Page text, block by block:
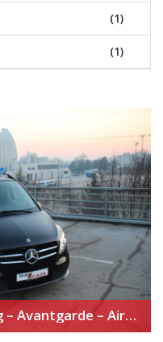
(1)
(1)
Mercedes Benz V300d Long – Avantgarde – Airmatic